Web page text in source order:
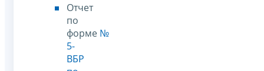
Отчет
по
форме №
5-
ВБР